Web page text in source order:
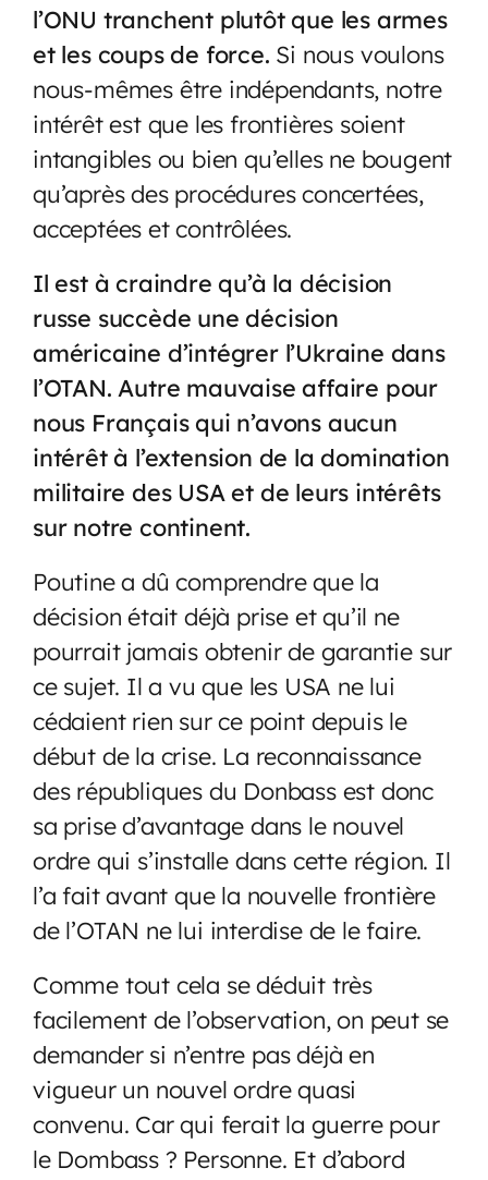
l’ONU tranchent plutôt que les armes
et les coups de force. Si nous voulons
nous-mêmes être indépendants, notre
intérêt est que les frontières soient
intangibles ou bien qu’elles ne bougent
qu’après des procédures concertées,
acceptées et contrôlées.
Il est à craindre qu’à la décision
russe succède une décision
américaine d’intégrer l’Ukraine dans
l’OTAN. Autre mauvaise affaire pour
nous Français qui n’avons aucun
intérêt à l’extension de la domination
militaire des USA et de leurs intérêts
sur notre continent.
Poutine a dû comprendre que la
décision était déjà prise et qu’il ne
pourrait jamais obtenir de garantie sur
ce sujet. Il a vu que les USA ne lui
cédaient rien sur ce point depuis le
début de la crise. La reconnaissance
des républiques du Donbass est donc
sa prise d’avantage dans le nouvel
ordre qui s’installe dans cette région. Il
l’a fait avant que la nouvelle frontière
de l’OTAN ne lui interdise de le faire.
Comme tout cela se déduit très
facilement de l’observation, on peut se
demander si n’entre pas déjà en
vigueur un nouvel ordre quasi
convenu. Car qui ferait la guerre pour
le Dombass ? Personne. Et d’abord